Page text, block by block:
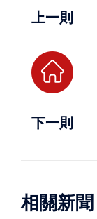
上一則
下一則
相關新聞